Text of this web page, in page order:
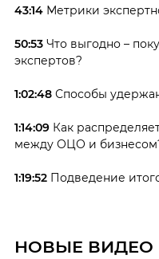
43:14Метрики
50:53Что выгодно –
экспертов?
1:02:48Способы
1:14:09Как
между ОЦО и
1:19:52Подведение
НОВЫЕ ВИДЕО